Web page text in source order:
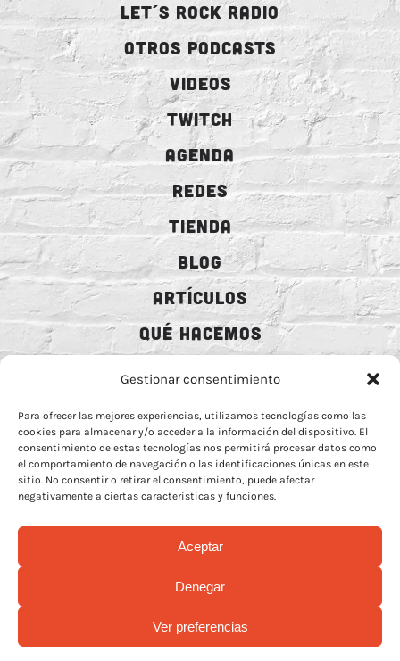
Gestionar consentimiento
Para ofrecer las mejores experiencias, utilizamos tecnologías como las
cookies para almacenar y/o acceder a la información del dispositivo. El
consentimiento de estas tecnologías nos permitirá procesar datos como
el comportamiento de navegación o las identificaciones únicas en este
sitio. No consentir o retirar el consentimiento, puede afectar
negativamente a ciertas características y funciones.
Aceptar
Denegar
Ver preferencias
LET´S ROCK RADIO
OTROS PODCASTS
VIDEOS
TWITCH
AGENDA
REDES
TIENDA
BLOG
ARTÍCULOS
QUÉ HACEMOS
MECENAZGO
CONTACTO
BIO
POLÍTICA DE COOCKIES–
POLÍTICA DE PRIVACIDAD REDES
© Copyright 2026 | Rock Animal Radio | All Rights Reserved |